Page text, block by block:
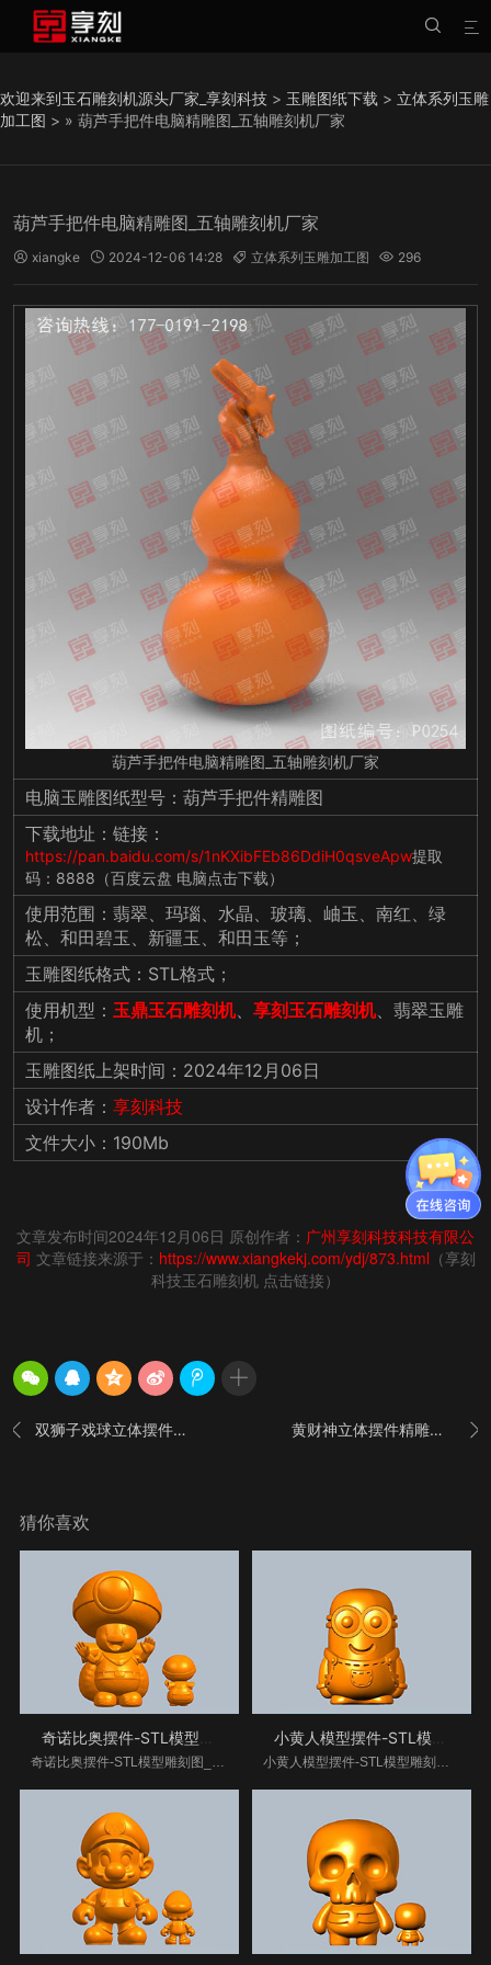


欢迎来到玉石雕刻机源头厂家_享刻科技 > 玉雕图纸下载 > 立体系列玉雕
加工图 > » 葫芦手把件电脑精雕图_五轴雕刻机厂家
葫芦手把件电脑精雕图_五轴雕刻机厂家
 xiangke  2024-12-06 14:28  立体系列玉雕加工图  296
葫芦手把件电脑精雕图_五轴雕刻机厂家
电脑玉雕图纸型号：葫芦手把件精雕图
下载地址：链接：
https://pan.baidu.com/s/1nKXibFEb86DdiH0qsveApw提取
码：8888（百度云盘 电脑点击下载）
使用范围：翡翠、玛瑙、水晶、玻璃、岫玉、南红、绿
松、和田碧玉、新疆玉、和田玉等；
玉雕图纸格式：STL格式；
使用机型： 玉鼎玉石雕刻机、 享刻玉石雕刻机、翡翠玉雕
机；
玉雕图纸上架时间：2024年12月06日
设计作者： 享刻科技
文件大小：190Mb
文章发布时间2024年12月06日 原创作者： 广州享刻科技科技有限公
司 文章链接来源于： https://www.xiangkekj.com/ydj/873.html（享刻
科技玉石雕刻机 点击链接）
 双狮子戏球立体摆件精雕图_五轴雕刻机厂家 
黄财神立体摆件精雕图纸_五轴雕刻机厂家
猜你喜欢
奇诺比奥摆件-STL模型雕刻图
奇诺比奥摆件-STL模型雕刻图__www.xiangkekj.com海量翡
小黄人模型摆件-STL模型雕刻图
小黄人模型摆件-STL模型雕刻图__www.xiangkekj.com海量